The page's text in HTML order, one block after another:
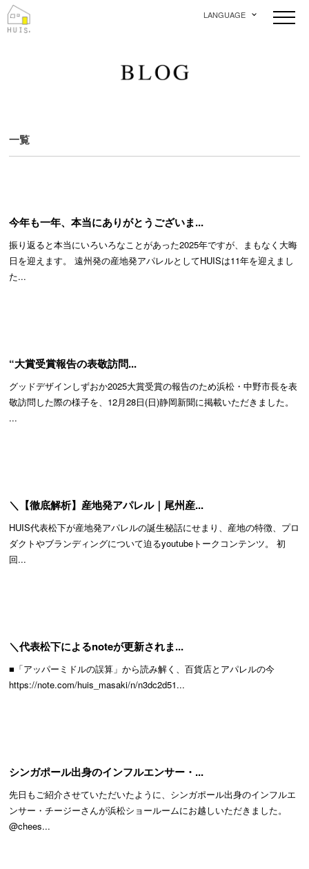
LANGUAGE
一覧
今年も一年、本当にありがとうございま...
振り返ると本当にいろいろなことがあった2025年ですが、まもなく大晦
日を迎えます。 遠州発の産地発アパレルとしてHUISは11年を迎えまし
た...
“大賞受賞報告の表敬訪問...
グッドデザインしずおか2025大賞受賞の報告のため浜松・中野市長を表
敬訪問した際の様子を、12月28日(日)静岡新聞に掲載いただきました。
...
＼【徹底解析】産地発アパレル｜尾州産...
HUIS代表松下が産地発アパレルの誕生秘話にせまり、産地の特徴、プロ
ダクトやブランディングについて迫るyoutubeトークコンテンツ。 初
回...
＼代表松下によるnoteが更新されま...
■「アッパーミドルの誤算」から読み解く、百貨店とアパレルの今
https://note.com/huis_masaki/n/n3dc2d51...
シンガポール出身のインフルエンサー・...
先日もご紹介させていただいたように、シンガポール出身のインフルエ
ンサー・チージーさんが浜松ショールームにお越しいただきました。
@chees...